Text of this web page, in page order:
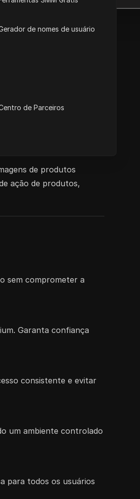
de nomes de usuário
de Parceiros
de produtos
ação de produtos,
sem comprometer a
Garanta confiança
consistente e evitar
um ambiente controlado
para todos os usuários